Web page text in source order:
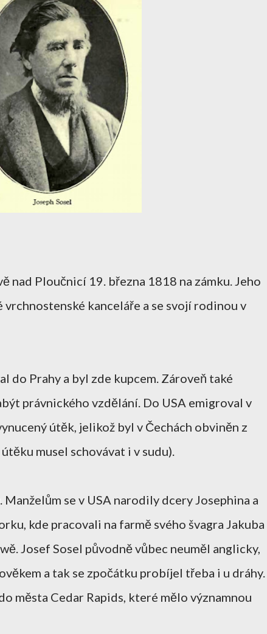
nad Ploučnicí 19. března 1818 na zámku. Jeho
kanceláře a se svojí rodinou v
do Prahy a byl zde kupcem. Zároveň také
právnického vzdělání. Do USA emigroval v
útěk, jelikož byl v Čechách obviněn z
musel schovávat i v sudu).
se v USA narodily dcery Josephina a
kde pracovali na farmě svého švagra Jakuba
Josef Sosel původně vůbec neuměl anglicky,
a tak se zpočátku probíjel třeba i u dráhy.
města Cedar Rapids, které mělo významnou